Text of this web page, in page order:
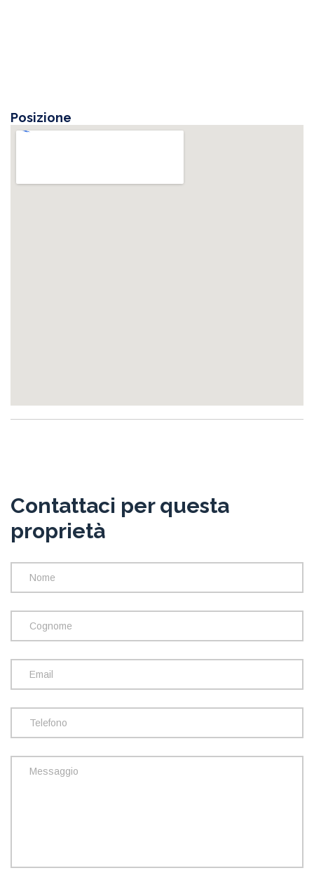
Posizione
Contattaci per questa
proprietà